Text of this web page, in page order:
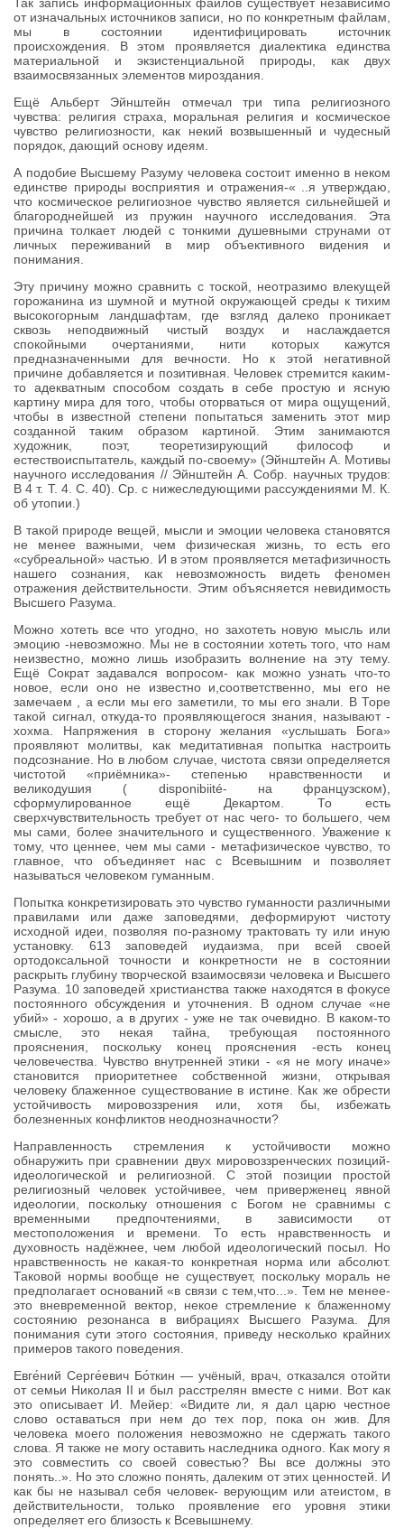
от изначальных источников записи, но по конкретным файлам,
мы в состоянии идентифицировать источник
происхождения. В этом проявляется диалектика единства
материальной и экзистенциальной природы, как двух
взаимосвязанных элементов мироздания.
Ещё Альберт Эйнштейн отмечал три типа религиозного
чувства: религия страха, моральная религия и космическое
чувство религиозности, как некий возвышенный и чудесный
порядок, дающий основу идеям.
А подобие Высшему Разуму человека состоит именно в неком
единстве природы восприятия и отражения-« ..я утверждаю,
что космическое религиозное чувство является сильнейшей и
благороднейшей из пружин научного исследования. Эта
причина толкает людей с тонкими душевными струнами от
личных переживаний в мир объективного видения и
понимания.
Эту причину можно сравнить с тоской, неотразимо влекущей
горожанина из шумной и мутной окружающей среды к тихим
высокогорным ландшафтам, где взгляд далеко проникает
сквозь неподвижный чистый воздух и наслаждается
спокойными очертаниями, нити которых кажутся
предназначенными для вечности. Но к этой негативной
причине добавляется и позитивная. Человек стремится каким-
то адекватным способом создать в себе простую и ясную
картину мира для того, чтобы оторваться от мира ощущений,
чтобы в известной степени попытаться заменить этот мир
созданной таким образом картиной. Этим занимаются
художник, поэт, теоретизирующий философ и
естествоиспытатель, каждый по-своему» (Эйнштейн А. Мотивы
научного исследования // Эйнштейн А. Собр. научных трудов:
В 4 т. Т. 4. С. 40). Ср. с нижеследующими рассуждениями М. К.
об утопии.)
В такой природе вещей, мысли и эмоции человека становятся
не менее важными, чем физическая жизнь, то есть его
«субреальной» частью. И в этом проявляется метафизичность
нашего сознания, как невозможность видеть феномен
отражения действительности. Этим объясняется невидимость
Высшего Разума.
Можно хотеть все что угодно, но захотеть новую мысль или
эмоцию -невозможно. Мы не в состоянии хотеть того, что нам
неизвестно, можно лишь изобразить волнение на эту тему.
Ещё Сократ задавался вопросом- как можно узнать что-то
новое, если оно не известно и,соответственно, мы его не
замечаем , а если мы его заметили, то мы его знали. В Торе
такой сигнал, откуда-то проявляющегося знания, называют -
хохма. Напряжения в сторону желания «услышать Бога»
проявляют молитвы, как медитативная попытка настроить
подсознание. Но в любом случае, чистота связи определяется
чистотой «приёмника»- степенью нравственности и
великодушия ( disponibiité- на французском),
сформулированное ещё Декартом. То есть
сверхчувствительность требует от нас чего- то большего, чем
мы сами, более значительного и существенного. Уважение к
тому, что ценнее, чем мы сами - метафизическое чувство, то
главное, что объединяет нас с Всевышним и позволяет
называться человеком гуманным.
Попытка конкретизировать это чувство гуманности различными
правилами или даже заповедями, деформируют чистоту
исходной идеи, позволяя по-разному трактовать ту или иную
установку. 613 заповедей иудаизма, при всей своей
ортодоксальной точности и конкретности не в состоянии
раскрыть глубину творческой взаимосвязи человека и Высшего
Разума. 10 заповедей христианства также находятся в фокусе
постоянного обсуждения и уточнения. В одном случае «не
убий» - хорошо, а в других - уже не так очевидно. В каком-то
смысле, это некая тайна, требующая постоянного
прояснения, поскольку конец прояснения -есть конец
человечества. Чувство внутренней этики - «я не могу иначе»
становится приоритетнее собственной жизни, открывая
человеку блаженное существование в истине. Как же обрести
устойчивость мировоззрения или, хотя бы, избежать
болезненных конфликтов неоднозначности?
Направленность стремления к устойчивости можно
обнаружить при сравнении двух мировоззренческих позиций-
идеологической и религиозной. С этой позиции простой
религиозный человек устойчивее, чем приверженец явной
идеологии, поскольку отношения с Богом не сравнимы с
временными предпочтениями, в зависимости от
местоположения и времени. То есть нравственность и
духовность надёжнее, чем любой идеологический посыл. Но
нравственность не какая-то конкретная норма или абсолют.
Таковой нормы вообще не существует, поскольку мораль не
предполагает оснований «в связи с тем,что...». Тем не менее-
это вневременной вектор, некое стремление к блаженному
состоянию резонанса в вибрациях Высшего Разума. Для
понимания сути этого состояния, приведу несколько крайних
примеров такого поведения.
Евге́ний Серге́евич Бо́ткин — учёный, врач, отказался отойти
от семьи Николая II и был расстрелян вместе с ними. Вот как
это описывает И. Мейер: «Видите ли, я дал царю честное
слово оставаться при нем до тех пор, пока он жив. Для
человека моего положения невозможно не сдержать такого
слова. Я также не могу оставить наследника одного. Как могу я
это совместить со своей совестью? Вы все должны это
понять..». Но это сложно понять, далеким от этих ценностей. И
как бы не называл себя человек- верующим или атеистом, в
действительности, только проявление его уровня этики
определяет его близость к Всевышнему.